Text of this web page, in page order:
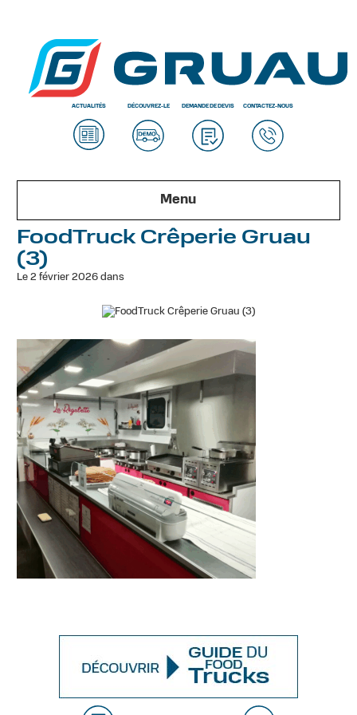
ACTUALITÉS DÉCOUVREZ-LE DEMANDE DE DEVIS CONTACTEZ-NOUS
Menu
FoodTruck Crêperie Gruau
(3)
Le 2 février 2026 dans